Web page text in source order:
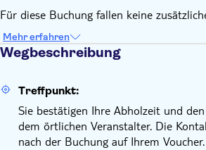
Für diese Buchung fallen keine
Mehr erfahren
Wegbeschreibung
Treffpunkt:
Sie bestätigen Ihre Abholzeit und
dem örtlichen Veranstalter. Die
nach der Buchung auf Ihrem Voucher.